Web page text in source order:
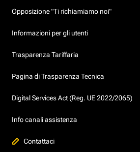
Opposizione "Ti richiamiamo noi"
Informazioni per gli utenti
Trasparenza Tariffaria
Pagina di Trasparenza Tecnica
Digital Services Act (Reg. UE 2022/2065)
Info canali assistenza
Contattaci